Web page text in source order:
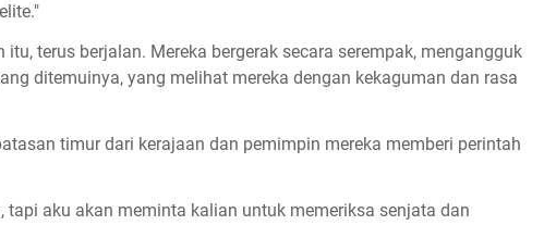
terus berjalan. Mereka bergerak secara serempak, mengangguk
ditemuinya, yang melihat mereka dengan kekaguman dan rasa
timur dari kerajaan dan pemimpin mereka memberi perintah
tapi aku akan meminta kalian untuk memeriksa senjata dan